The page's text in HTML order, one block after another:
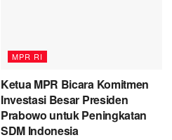
MPR RI
Ketua MPR Bicara Komitmen
Investasi Besar Presiden
Prabowo untuk Peningkatan
SDM Indonesia